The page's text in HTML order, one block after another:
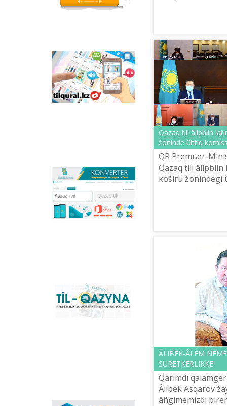
qazaq tіlіndegі otandıq
Tilqural.kz –
memlekettіk tіldі
deñgeylep үyrenuge
arnalğan veb-servis.
Saytta A1 deñgeyі
Qazlatyn.kz –
mâtіnderdі kirilden
latınğa žâne töte
žazuğa onlayn tүrde
sâykestendіretіn
bağdarlamasınıñ
Windows-qa arnalğan
offline-nûsqasın, MS
Office paketіne
«Til-Qazyna»
respublikalıq
aqparattıq-tanımdıq
Qazaq tіlі âlіpbiіn
žönіnde ûlttıq
QR Premьer-
Qazaq tіlі
köšіru
ÂLІBEK-ÂLEM
SURETKERLІKKE
Qarımdı
Âlіbek Asqarov
âñgіmemіzdі